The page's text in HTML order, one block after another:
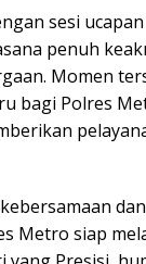
sesi
penuh
Momen
bagi Polres
Metro siap